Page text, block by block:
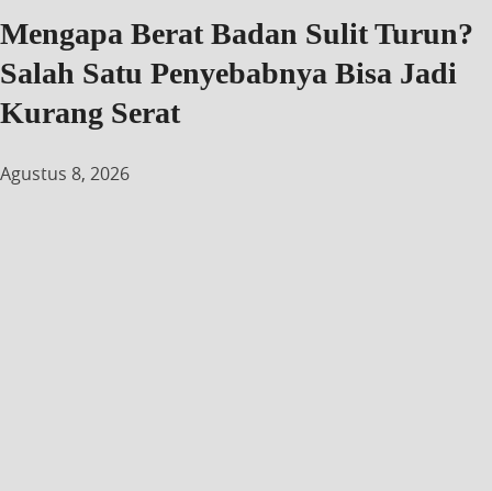
Mengapa Berat Badan Sulit Turun?
Salah Satu Penyebabnya Bisa Jadi
Kurang Serat
Agustus 8, 2026